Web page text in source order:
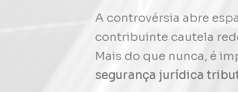
A controvérsia abre
contribuinte cautela
Mais do que nunca, é
segurança jurídica